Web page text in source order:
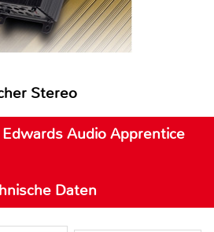
Stereo
Audio Apprentice
Daten